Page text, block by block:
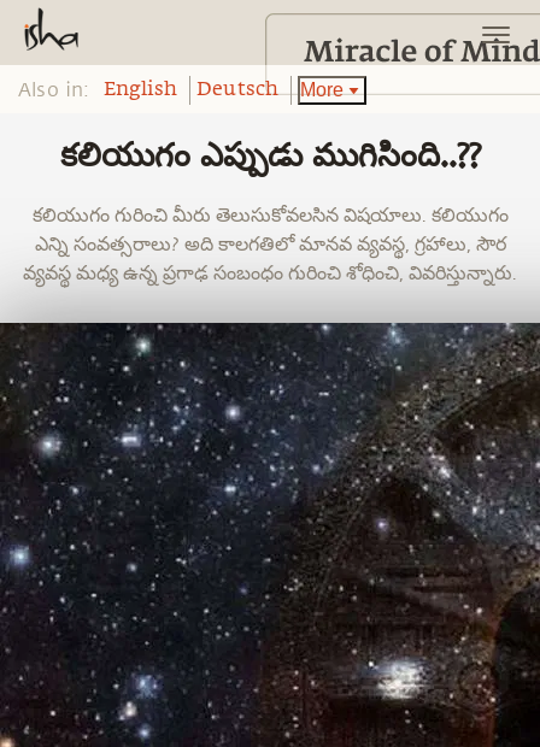
Also in: English Deutsch More
కలియుగం ఎప్పుడు ముగిసింది..??
కలియుగం గురించి మీరు తెలుసుకోవలసిన విషయాలు. కలియుగం
ఎన్ని సంవత్సరాలు? అది కాలగతిలో మానవ వ్యవస్థ, గ్రహాలు, సౌర
వ్యవస్థ మధ్య ఉన్న ప్రగాఢ సంబంధం గురించి శోధించి, వివరిస్తున్నారు.